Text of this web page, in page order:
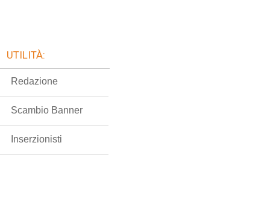
UTILITÀ:
Redazione
Scambio Banner
Inserzionisti